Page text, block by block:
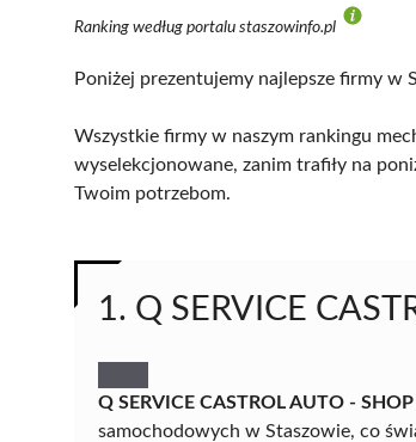
Ranking według portalu staszowinfo.pl
Poniżej prezentujemy najlepsze firmy w
Wszystkie firmy w naszym rankingu
wyselekcjonowane, zanim trafiły na
Twoim potrzebom.
1. Q SERVICE
Q SERVICE CASTROL AUTO -
samochodowych w Staszowie, co